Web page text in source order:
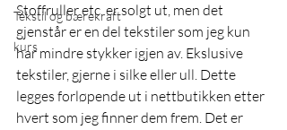
Tekstil og bærekraft
kurs
Stoffruller etc. er solgt ut, men det
gjenstår er en del tekstiler som jeg kun
har mindre stykker igjen av. Ekslusive
tekstiler, gjerne i silke eller ull. Dette
legges forløpende ut i nettbutikken etter
hvert som jeg finner dem frem. Det er